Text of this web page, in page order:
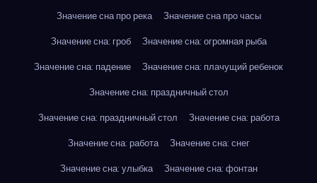
Значение сна про река
Значение сна про часы
Значение сна: гроб
Значение сна: огромная рыба
Значение сна: падение
Значение сна: плачущий ребенок
Значение сна: праздничный стол
Значение сна: праздничный стол
Значение сна: работа
Значение сна: работа
Значение сна: снег
Значение сна: улыбка
Значение сна: фонтан